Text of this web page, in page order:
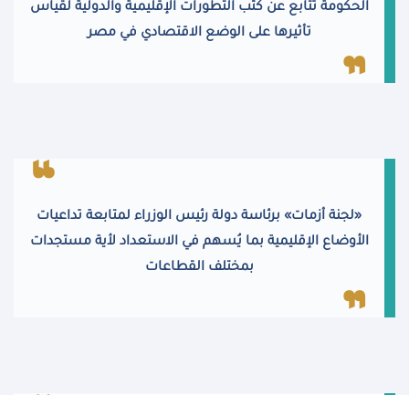
الحكومة تتابع عن كثب التطورات الإقليمية والدولية لقياس
تأثيرها على الوضع الاقتصادي في مصر
«لجنة أزمات» برئاسة دولة رئيس الوزراء لمتابعة تداعيات
الأوضاع الإقليمية بما يُسهم في الاستعداد لأية مستجدات
بمختلف القطاعات